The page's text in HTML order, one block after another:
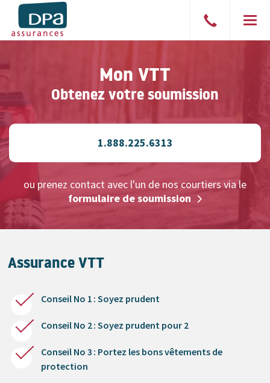
à
Mon VTT
Obtenez votre soumission
1.888.225.6313
ou prenez contact avec l'un de nos courtiers via le
formulaire de soumission
Assurance VTT
Conseil No 1 : Soyez prudent
Conseil No 2 : Soyez prudent pour 2
Conseil No 3 : Portez les bons vêtements de
protection